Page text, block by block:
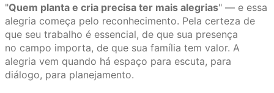
"Quem planta e cria precisa ter mais alegrias" — e essa
alegria começa pelo reconhecimento. Pela certeza de
que seu trabalho é essencial, de que sua presença
no campo importa, de que sua família tem valor. A
alegria vem quando há espaço para escuta, para
diálogo, para planejamento.